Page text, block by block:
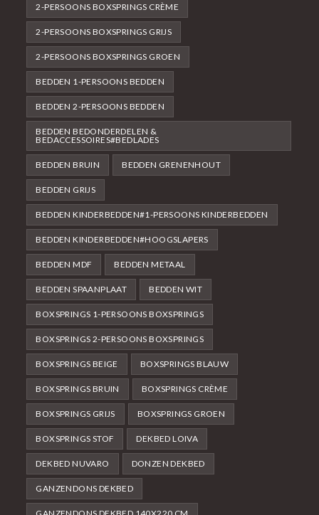
2-PERSOONS BOXSPRINGS CRÈME
2-PERSOONS BOXSPRINGS GRIJS
2-PERSOONS BOXSPRINGS GROEN
BEDDEN 1-PERSOONS BEDDEN
BEDDEN 2-PERSOONS BEDDEN
BEDDEN BEDONDERDELEN &
BEDACCESSOIRES#BEDLADES
BEDDEN BRUIN BEDDEN GRENENHOUT
BEDDEN GRIJS
BEDDEN KINDERBEDDEN#1-PERSOONS KINDERBEDDEN
BEDDEN KINDERBEDDEN#HOOGSLAPERS
BEDDEN MDF BEDDEN METAAL
BEDDEN SPAANPLAAT BEDDEN WIT
BOXSPRINGS 1-PERSOONS BOXSPRINGS
BOXSPRINGS 2-PERSOONS BOXSPRINGS
BOXSPRINGS BEIGE BOXSPRINGS BLAUW
BOXSPRINGS BRUIN BOXSPRINGS CRÈME
BOXSPRINGS GRIJS BOXSPRINGS GROEN
BOXSPRINGS STOF DEKBED LOIVA
DEKBED NUVARO DONZEN DEKBED
GANZENDONS DEKBED